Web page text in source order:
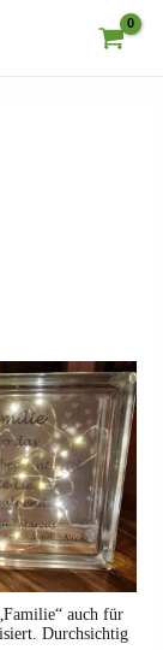
auch für
Durchsichtig